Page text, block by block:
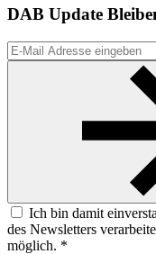
DAB Update
Ich bin damit
des Newsletters
möglich. *